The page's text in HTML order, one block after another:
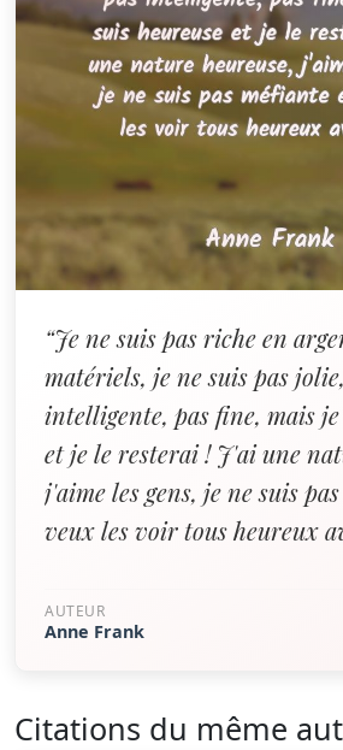
“Je ne suis pas riche en
matériels, je ne suis pas
intelligente, pas fine, mais
et je le resterai ! J'ai une
j'aime les gens, je ne suis
veux les voir tous heureux
AUTEUR
Anne Frank
Citations du même